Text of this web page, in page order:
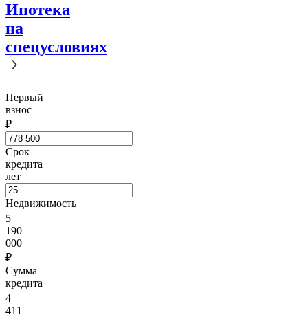
Ипотека
на
спецусловиях
Первый
взнос
₽
Срок
кредита
лет
Недвижимость
5
190
000
₽
Сумма
кредита
4
411